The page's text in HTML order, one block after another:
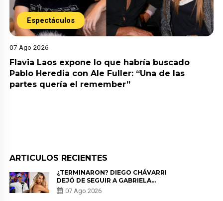
Espectáculos
07 Ago 2026
Flavia Laos expone lo que habría buscado
Pablo Heredia con Ale Fuller: “Una de las
partes quería el remember”
ARTICULOS RECIENTES
¿TERMINARON? DIEGO CHÁVARRI
DEJÓ DE SEGUIR A GABRIELA
HERRERA Y ANUNCIA SU SALIDA
DE PÓDCAST
07 Ago 2026